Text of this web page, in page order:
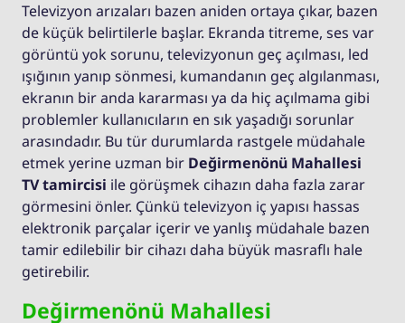
Televizyon arızaları bazen aniden ortaya çıkar, bazen
de küçük belirtilerle başlar. Ekranda titreme, ses var
görüntü yok sorunu, televizyonun geç açılması, led
ışığının yanıp sönmesi, kumandanın geç algılanması,
ekranın bir anda kararması ya da hiç açılmama gibi
problemler kullanıcıların en sık yaşadığı sorunlar
arasındadır. Bu tür durumlarda rastgele müdahale
etmek yerine uzman bir Değirmenönü Mahallesi
TV tamircisi ile görüşmek cihazın daha fazla zarar
görmesini önler. Çünkü televizyon iç yapısı hassas
elektronik parçalar içerir ve yanlış müdahale bazen
tamir edilebilir bir cihazı daha büyük masraflı hale
getirebilir.
Değirmenönü Mahallesi